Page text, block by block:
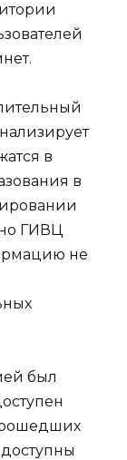
в
в
ГИВЦ
не
был